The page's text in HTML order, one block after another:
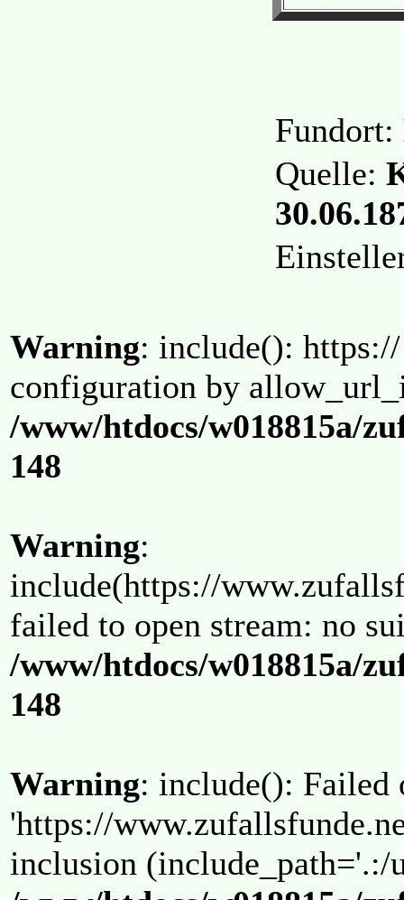
Fundort:
Quelle:
Warning: include():
configuration by
/www/htdocs/w018815a/
148
Warning:
include(https://
failed to open stream: no
/www/htdocs/w018815a/
148
Warning: include(): Failed
'https://
inclusion (include_path='.:/